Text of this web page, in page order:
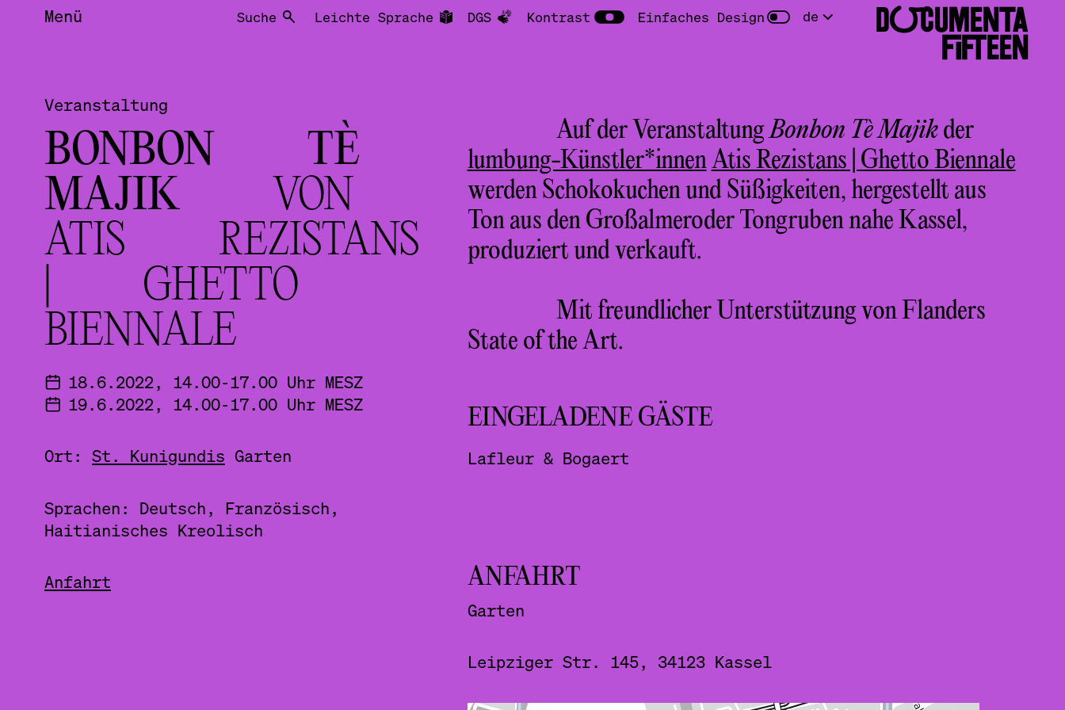
Menü Suche Leichte Sprache DGS Kontrast Einfaches Design de DOCUMENTA
FIFTEEN
Veranstaltung
BONBON TÈ
MAJIK VON
ATIS REZISTANS
| GHETTO
BIENNALE
18.6.2022, 14.00-17.00 Uhr MESZ
19.6.2022, 14.00-17.00 Uhr MESZ
Ort: St. Kunigundis Garten
Sprachen: Deutsch, Französisch,
Haitianisches Kreolisch
Anfahrt
Auf der VeranstaltungBonbon Tè Majikder
lumbung-Künstler*innenAtis Rezistans | Ghetto Biennale
werden Schokokuchen und Süßigkeiten, hergestellt aus
Ton aus den Großalmeroder Tongruben nahe Kassel,
produziert und verkauft.
Mit freundlicher Unterstützung von Flanders
State of the Art.
EINGELADENE GÄSTE
Lafleur & Bogaert
ANFAHRT
Garten
Leipziger Str. 145, 34123 Kassel